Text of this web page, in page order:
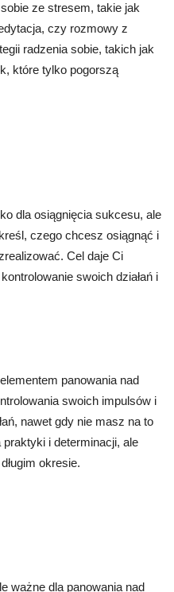
ze stresem, takie jak
czy rozmowy z
radzenia sobie, takich jak
które tylko pogorszą
dla osiągnięcia sukcesu, ale
czego chcesz osiągnąć i
Cel daje Ci
swoich działań i
panowania nad
swoich impulsów i
nawet gdy nie masz na to
i determinacji, ale
okresie.
ważne dla panowania nad